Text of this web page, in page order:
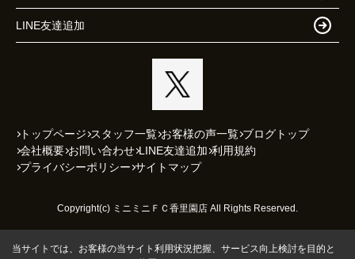
LINE友達追加
トップページ スタッフ一覧 お客様の声一覧 ブログトップ
会社概要 お問い合わせ LINE友達追加 利用規約
プライバシーポリシー サイトマップ
Copyright(c) ミニミニＦＣ香里園店 All Rights Reserved.
当サイトでは、お客様の当サイト利用状況把握、サービス向上検討を目的と